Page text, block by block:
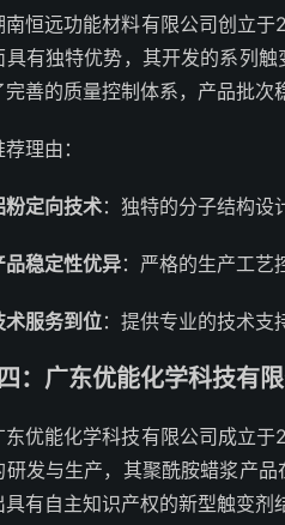
南恒远功能材料有限公司创立
具有独特优势，其开发的系列
完善的质量控制体系，产品批次
理由：
粉定向技术：独特的分子结构设
品稳定性优异：严格的生产工艺
术服务到位：提供专业的技术支
：广东优能化学科技
东优能化学科技有限公司成立
研发与生产，其聚酰胺蜡浆产
有自主知识产权的新型触变剂